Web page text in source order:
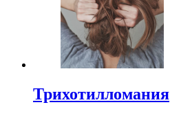
Трихотилломания